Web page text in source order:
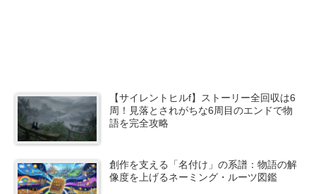
【サイレントヒルf】ストーリー全回収は6
周！見落とされがちな6周目のエンドで物
語を完全攻略
創作を支える「名付け」の系譜：物語の解
像度を上げるネーミング・ルーツ図鑑